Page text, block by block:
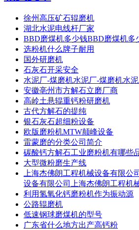
徐州高压矿石辊磨机
湖北水泥电线杆厂家
BBD磨煤机多少钱BBD磨煤机多
选粉机什么牌子耐用
国外研磨机
石灰石开采安全
水泥厂-煤磨机水泥厂-煤磨机水
安徽亳州市方解石立磨厂商
高岭土悬辊重钙粉研磨机
古代方解石的提纯
银石灰石超细粉设备
欧版磨粉机MTW颠峰设备
雷蒙磨的分类公司简介
碳酸钙方解石工业磨粉机有哪些
大型微粉磨生产线
上海杰佛朗工程机械设备有限公
设备有限公司上海杰佛朗工程机
利用氢氧化钙磨粉机作为振动源
公路辊磨机
低速钢球磨煤机的型号
广东省什么地方出产高钙粉